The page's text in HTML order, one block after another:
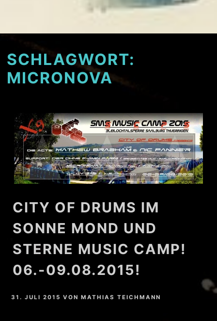
SCHLAGWORT:
MICRONOVA
CITY OF DRUMS IM
SONNE MOND UND
STERNE MUSIC CAMP!
06.-09.08.2015!
31. JULI 2015 VONMATHIAS TEICHMANN